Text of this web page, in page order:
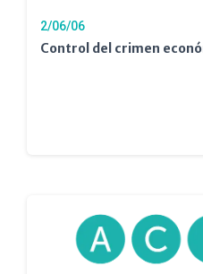
2/06/06
Control del crimen